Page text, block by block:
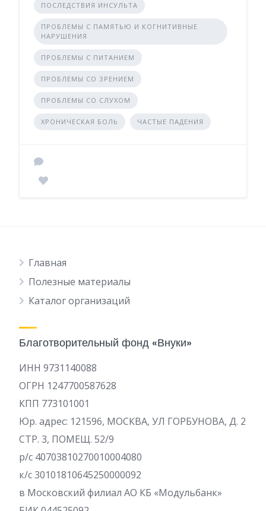
ПОСЛЕДСТВИЯ ИНСУЛЬТА
ПРОБЛЕМЫ С ПАМЯТЬЮ И КОГНИТИВНЫЕ
НАРУШЕНИЯ
ПРОБЛЕМЫ С ПИТАНИЕМ
ПРОБЛЕМЫ СО ЗРЕНИЕМ
ПРОБЛЕМЫ СО СЛУХОМ
ХРОНИЧЕСКАЯ БОЛЬ ЧАСТЫЕ ПАДЕНИЯ
Главная
Полезные материалы
Каталог организаций
Благотворительный фонд «Внуки»
ИНН 9731140088
ОГРН 1247700587628
КПП 773101001
Юр. адрес: 121596, МОСКВА, УЛ ГОРБУНОВА, Д. 2
СТР. 3, ПОМЕЩ. 52/9
р/c 40703810270010004080
к/с 30101810645250000092
в Московский филиал АО КБ «Модульбанк»